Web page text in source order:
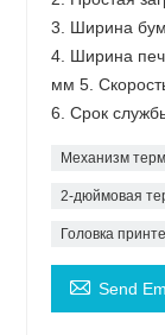
3. Ширина
4. Ширина
мм 5.
6. Срок
Механизм
2-дюймовая
Головка
 Send